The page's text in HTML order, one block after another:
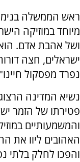
ראש הממשלה
מיוחד במוזיקה
ושל אהבת אדם. הוא
ישראלים, חצה
נפרד מפסקול
נשיא המדינה
פטירתו של הזמר
והמשמעותיים
האהובים ליוו את
והפכו לחלק בלתי